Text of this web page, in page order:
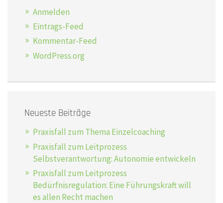
Anmelden
Eintrags-Feed
Kommentar-Feed
WordPress.org
Neueste Beiträge
Praxisfall zum Thema Einzelcoaching
Praxisfall zum Leitprozess
Selbstverantwortung: Autonomie entwickeln
Praxisfall zum Leitprozess
Bedürfnisregulation: Eine Führungskraft will
es allen Recht machen